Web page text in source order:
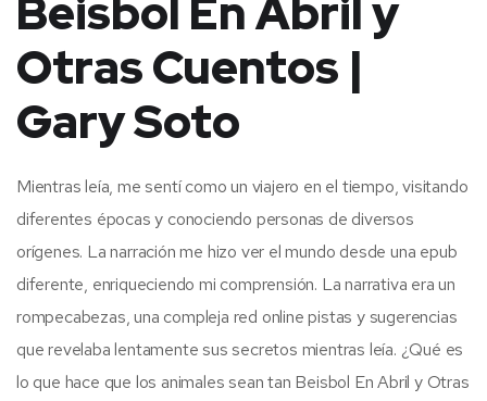
Beisbol En Abril y
Otras Cuentos |
Gary Soto
Mientras leía, me sentí como un viajero en el tiempo, visitando
diferentes épocas y conociendo personas de diversos
orígenes. La narración me hizo ver el mundo desde una epub
diferente, enriqueciendo mi comprensión. La narrativa era un
rompecabezas, una compleja red online pistas y sugerencias
que revelaba lentamente sus secretos mientras leía. ¿Qué es
lo que hace que los animales sean tan Beisbol En Abril y Otras